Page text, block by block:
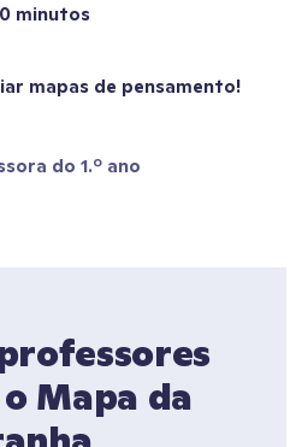
minutos
mapas de pensamento!
do 1.º ano
Mapa da